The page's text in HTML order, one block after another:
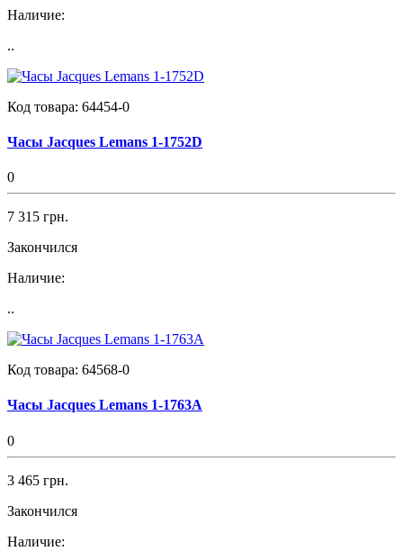
Наличие:
..
Код товара: 64454-0
Часы Jacques Lemans 1-1752D
0
7 315 грн.
Закончился
Наличие:
..
Код товара: 64568-0
Часы Jacques Lemans 1-1763A
0
3 465 грн.
Закончился
Наличие: